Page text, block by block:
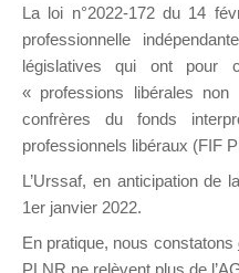
La loi n°2022-172 du 14
professionnelle
législatives qui ont pour
« professions libérales
confrères du fonds
professionnels libéraux (FIF
L’Urssaf, en anticipation de
1er janvier 2022.
En pratique, nous constatons
PLNR ne relèvent plus de